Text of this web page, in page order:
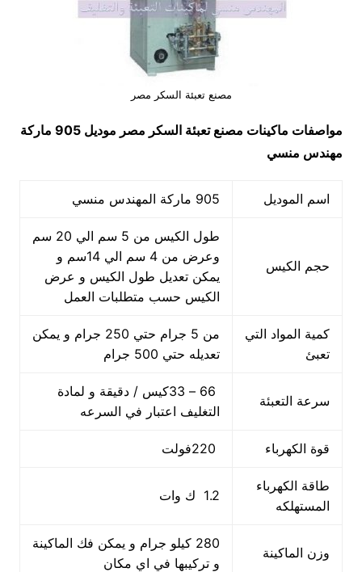
مصنع تعبئة السكر مصر
مواصفات ماكينات مصنع تعبئة السكر مصر
موديل 905 ماركة
مهندس منسي
اسم الموديل 905 ماركة المهندس منسي
حجم الكيس
طول الكيس من 5 سم الي 20 سم
وعرض من 4 سم الي 14سم و
يمكن تعديل طول الكيس و عرض
الكيس حسب متطلبات العمل
كمية المواد التي
تعبئ
من 5 جرام حتي 250 جرام و يمكن
تعديله حتي 500 جرام
سرعة التعبئة
66 – 33كيس / دقيقة و لمادة
التغليف اعتبار في السرعه
قوة الكهرباء
طاقة الكهرباء
المستهلكه
1.2 ك وات
وزن الماكينة
280 كيلو جرام و يمكن فك الماكينة
و تركيبها في اي مكان